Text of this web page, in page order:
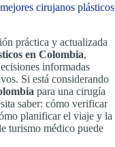
cirujanos plásticos
práctica y actualizada
en Colombia,
informadas
Si está considerando
para una cirugía
saber: cómo verificar
planificar el viaje y la
turismo médico puede